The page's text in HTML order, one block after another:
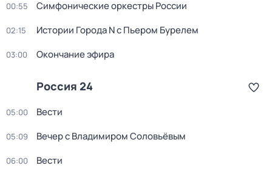
00:55 Симфонические оркестры России
02:15 Истории Города N с Пьером Бурелем
03:00 Окончание эфира
Россия 24
05:00 Вести
05:09 Вечер с Владимиром Соловьёвым
06:00 Вести